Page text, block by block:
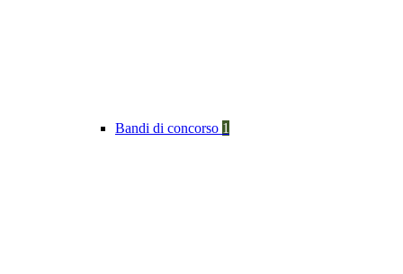
Bandi di concorso 1